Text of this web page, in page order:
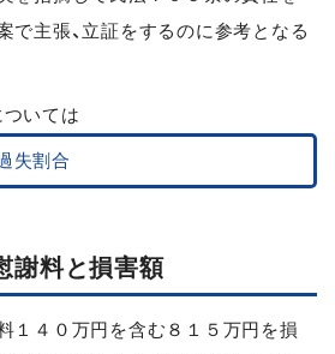
で主張、立証をするのに参考となる
いては
失割合
謝料と損害額
１４０万円を含む８１５万円を損